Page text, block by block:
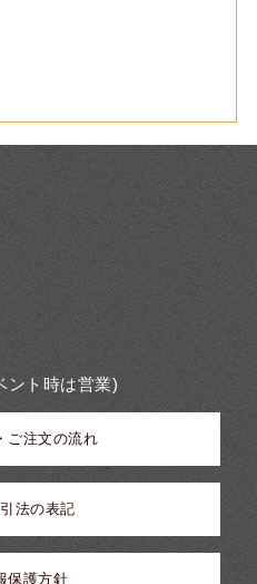
ント時は営業)
ご注文の流れ
法の表記
保護方針